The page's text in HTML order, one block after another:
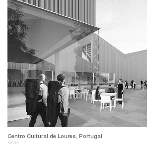
Centro Cultural de Loures, Portugal